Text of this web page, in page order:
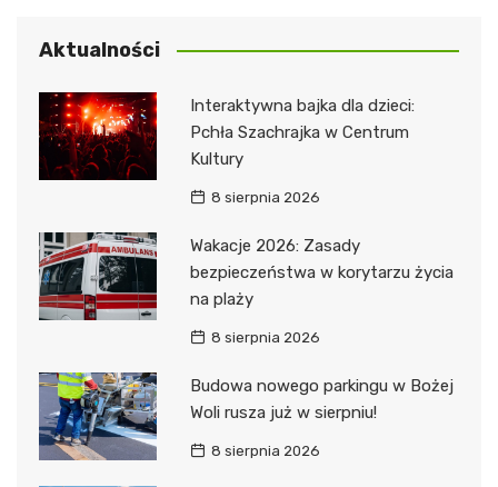
Aktualności
Interaktywna bajka dla dzieci:
Pchła Szachrajka w Centrum
Kultury
8 sierpnia 2026
Wakacje 2026: Zasady
bezpieczeństwa w korytarzu życia
na plaży
8 sierpnia 2026
Budowa nowego parkingu w Bożej
Woli rusza już w sierpniu!
8 sierpnia 2026